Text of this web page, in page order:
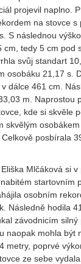
projevil naplno.
na stovce s
S následnou
cm, tedy 5 cm pod
svůj standart
osobáku 21,17 s.
dálce 461 cm.
m. Naprostou
kde si skvěle
skvělým
posbírala
Mlčáková si
startovním
osobním
Následně hodila
závodnicím silný
naopak mohla být
metry, poprvé
ze sebe